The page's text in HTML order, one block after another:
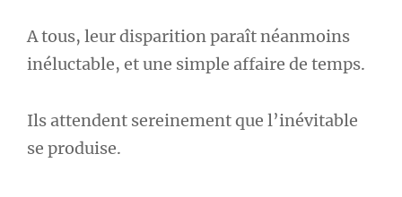
A tous, leur disparition paraît néanmoins
inéluctable, et une simple affaire de temps.
Ils attendent sereinement que l’inévitable
se produise.